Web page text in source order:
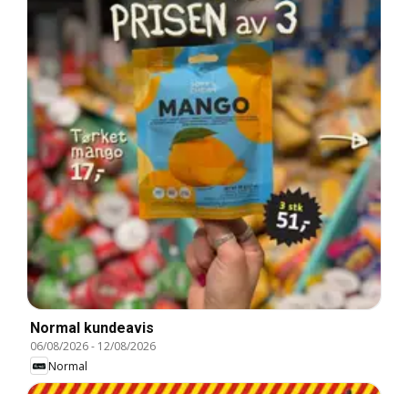
Normal kundeavis
06/08/2026- 12/08/2026
Normal